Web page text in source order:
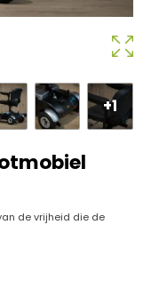
+1
de vrijheid die de